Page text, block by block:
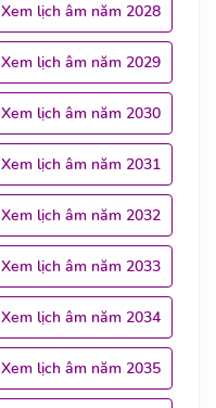
Xem lịch âm năm 2028
Xem lịch âm năm 2029
Xem lịch âm năm 2030
Xem lịch âm năm 2031
Xem lịch âm năm 2032
Xem lịch âm năm 2033
Xem lịch âm năm 2034
Xem lịch âm năm 2035